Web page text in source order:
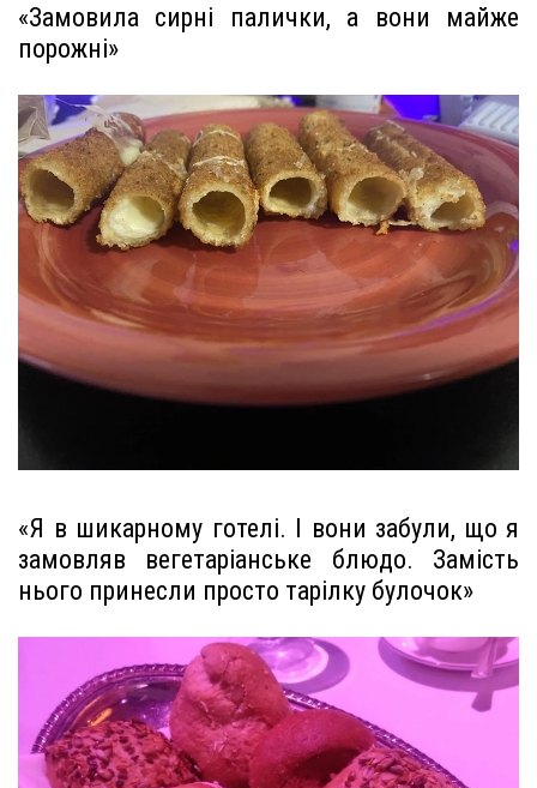
«Замовила сирні палички, а вони майже
порожні»
«Я в шикарному готелі. І вони забули, що я
замовляв вегетаріанське блюдо. Замість
нього принесли просто тарілку булочок»